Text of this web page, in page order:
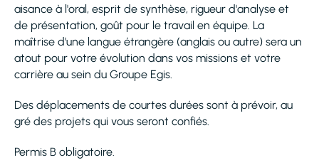
aisance à l'oral, esprit de synthèse, rigueur d'analyse et
de présentation, goût pour le travail en équipe. La
maîtrise d'une langue étrangère (anglais ou autre) sera un
atout pour votre évolution dans vos missions et votre
carrière au sein du Groupe Egis.
Des déplacements de courtes durées sont à prévoir, au
gré des projets qui vous seront confiés.
Permis B obligatoire.